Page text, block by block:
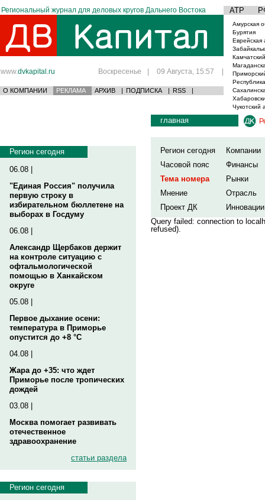
Региональный журнал для деловых кругов Дальнего Востока АТР
www.dvkapital.ru Воскресенье | 09 Августа, 15:57 |
О КОМПАНИИ РЕКЛАМА АРХИВ | ПОДПИСКА | RSS |
Амурская
Бурятия
Еврейская
Чукотский
Регион сегодня
06.08 |
"Единая Россия" получила
первую строку в
избирательном бюллетене на
выборах в Госдуму
06.08 |
Александр Щербаков держит
на контроле ситуацию с
офтальмологической
помощью в Ханкайском
округе
05.08 |
Первое дыхание осени:
температура в Приморье
опустится до +8 °C
04.08 |
Жара до +35: что ждет
Приморье после тропических
дождей
03.08 |
Москва помогает развивать
отечественное
здравоохранение
статьи раздела
Регион сегодня
главная
Регион сегодня
Компании
Часовой пояс
Финансы
Тема номера
Рынки
Мнение
Отрасль
Проект ДК
Инновации
Query failed: connection to
refused).